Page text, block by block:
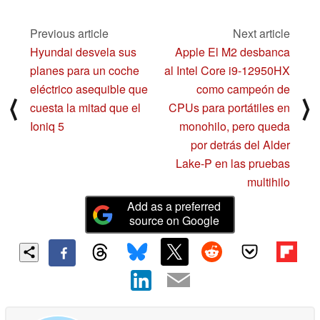
⟨
Previous article
Hyundai desvela sus
planes para un coche
eléctrico asequible que
cuesta la mitad que el
Ioniq 5
Next article
Apple El M2 desbanca
al Intel Core i9-12950HX
como campeón de
CPUs para portátiles en
monohilo, pero queda
por detrás del Alder
Lake-P en las pruebas
multihilo
⟩
Add as a preferred
source on Google